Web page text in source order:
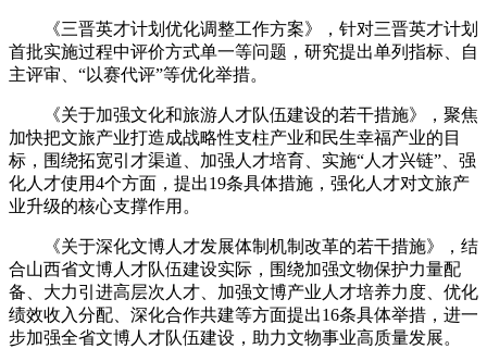
《三晋英才计划优化调整工作方案》，针对三晋英才计划
首批实施过程中评价方式单一等问题，研究提出单列指标、自
主评审、“以赛代评”等优化举措。
《关于加强文化和旅游人才队伍建设的若干措施》，聚焦
加快把文旅产业打造成战略性支柱产业和民生幸福产业的目
标，围绕拓宽引才渠道、加强人才培育、实施“人才兴链”、强
化人才使用4个方面，提出19条具体措施，强化人才对文旅产
业升级的核心支撑作用。
《关于深化文博人才发展体制机制改革的若干措施》，结
合山西省文博人才队伍建设实际，围绕加强文物保护力量配
备、大力引进高层次人才、加强文博产业人才培养力度、优化
绩效收入分配、深化合作共建等方面提出16条具体举措，进一
步加强全省文博人才队伍建设，助力文物事业高质量发展。